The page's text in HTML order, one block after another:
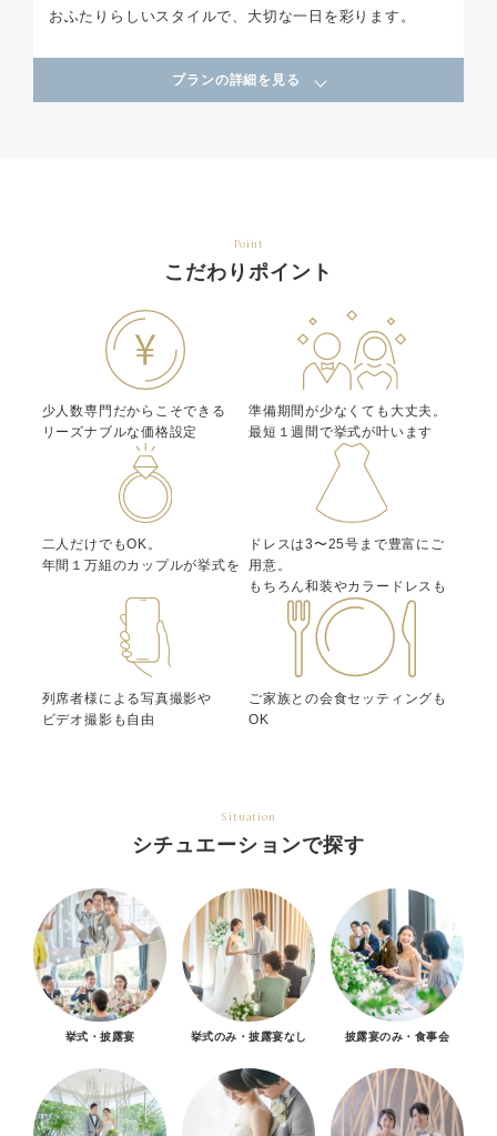
おふたりらしいスタイルで、大切な一日を彩ります。
プランの詳細を見る
Point
こだわりポイント
少人数専門だからこそできる
リーズナブルな価格設定
準備期間が少なくても大丈夫。
最短１週間で挙式が叶います
二人だけでもOK。
年間１万組のカップルが挙式を
ドレスは3〜25号まで豊富にご
用意。
もちろん和装やカラードレスも
列席者様による写真撮影や
ビデオ撮影も自由
ご家族との会食セッティングも
OK
Situation
シチュエーションで探す
挙式・披露宴 挙式のみ・披露宴なし 披露宴のみ・食事会